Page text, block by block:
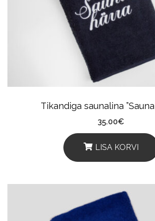
Options
May
On
Product
Tikandiga saunalina
35.00€
LISA KORVI